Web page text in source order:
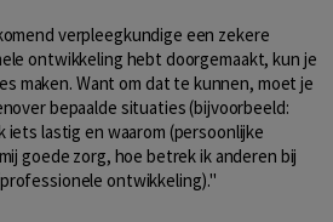
verpleegkundige een zekere
ontwikkeling hebt doorgemaakt, kun je
maken. Want om dat te kunnen, moet je
bepaalde situaties (bijvoorbeeld:
iets lastig en waarom (persoonlijke
goede zorg, hoe betrek ik anderen bij
ontwikkeling)."